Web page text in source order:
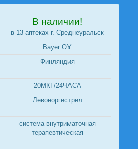
В наличии!
в 13 аптеках г. Среднеуральск
Bayer OY
Финляндия
20МКГ/24ЧАСА
Левоноргестрел
система внутриматочная
терапевтическая